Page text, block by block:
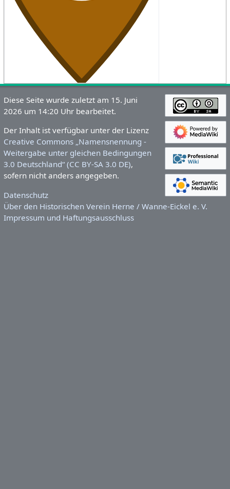
Diese Seite wurde zuletzt am 15. Juni
2026 um 14:20 Uhr bearbeitet.
Der Inhalt ist verfügbar unter der Lizenz
Creative Commons „Namensnennung -
Weitergabe unter gleichen Bedingungen
3.0 Deutschland“ (CC BY-SA 3.0 DE),
sofern nicht anders angegeben.
Datenschutz
Über den Historischen Verein Herne / Wanne-Eickel e. V.
Impressum und Haftungsausschluss